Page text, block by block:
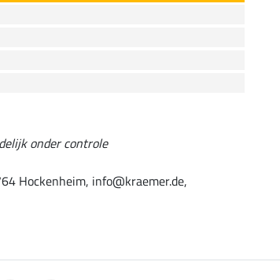
onder controle
Hockenheim, info@kraemer.de,